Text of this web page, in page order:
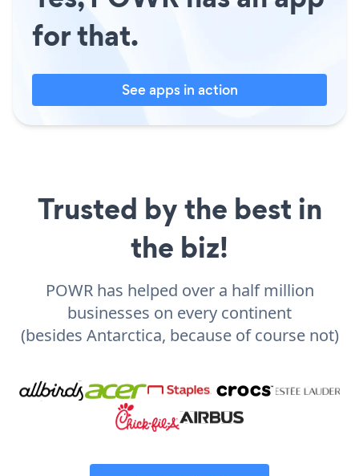
for that.
See apps in action
Trusted by the best in
the biz!
POWR has helped over a half million
businesses on every continent
(besides Antarctica, because of course not)